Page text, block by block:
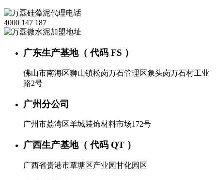
4000 147 187
广东生产基地（ 代码 FS ）
佛山市南海区狮山镇松岗万石管理区象头岗万石村工业
路2号
广州分公司
广州市荔湾区羊城装饰材料市场172号
广西生产基地（ 代码 QT ）
广西省贵港市覃塘区产业园甘化园区